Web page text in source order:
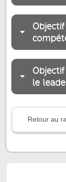
le
Retour au